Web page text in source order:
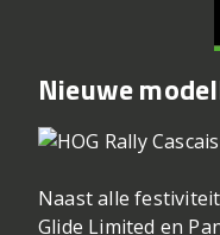
Nieuwe
Naast alle
Glide Limited en